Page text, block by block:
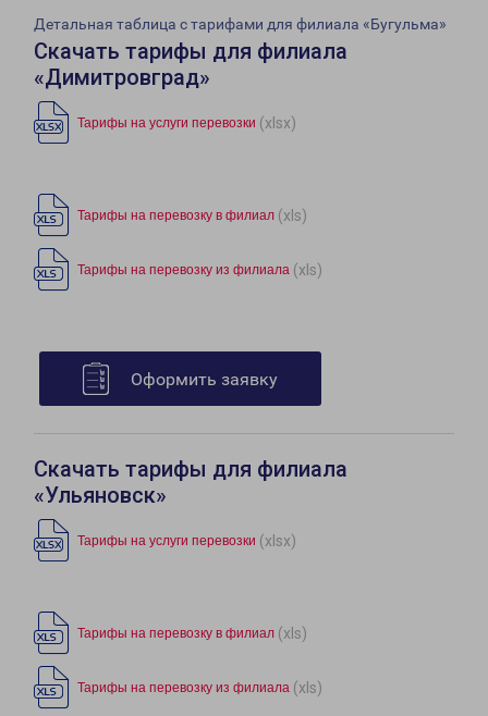
Детальная таблица с тарифами для филиала «Бугульма»
Скачать тарифы для филиала
«Димитровград»
Тарифы на услуги перевозки (xlsx)
Тарифы на перевозку в филиал (xls)
Тарифы на перевозку из филиала (xls)
Оформить заявку
Скачать тарифы для филиала
«Ульяновск»
Тарифы на услуги перевозки (xlsx)
Тарифы на перевозку в филиал (xls)
Тарифы на перевозку из филиала (xls)